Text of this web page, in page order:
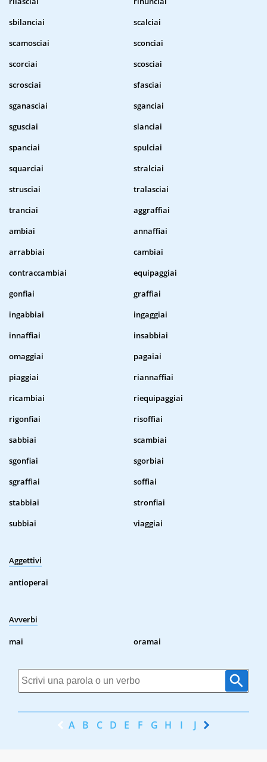
sbilanciai
scalciai
scamosciai
sconciai
scorciai
scosciai
scrosciai
sfasciai
sganasciai
sganciai
sgusciai
slanciai
spanciai
spulciai
squarciai
stralciai
strusciai
tralasciai
tranciai
aggraffiai
ambiai
annaffiai
arrabbiai
cambiai
contraccambiai
equipaggiai
gonfiai
graffiai
ingabbiai
ingaggiai
innaffiai
insabbiai
omaggiai
pagaiai
piaggiai
riannaffiai
ricambiai
riequipaggiai
rigonfiai
risoffiai
sabbiai
scambiai
sgonfiai
sgorbiai
sgraffiai
soffiai
stabbiai
stronfiai
subbiai
viaggiai
Aggettivi
antioperai
Avverbi
mai oramai
A B C D E F G H I J K